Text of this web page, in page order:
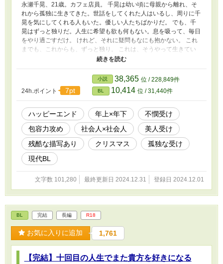
永瀬千晃、21歳。カフェ店員。 千晃は幼い頃に母親から離れ、そ
れから孤独に生きてきた。世話をしてくれた人はいるし、周りに千
晃を気にしてくれる人もいた。優しい人たちばかりだ。 でも、千
晃はずっと独りだ。人生に希望も欲も何もない。息を吸って、毎日
をやり過ごすだけ。 けれど、それに疑問もなにも抱かない。 これ
までも、これからも、ずっと独り。 これは、そうやって生きてい
くと思っていた——とある冬の日。 千晃はある男性に、はじめて
人カフェ店員 【その他】 ・#つき → 残酷描写あり ・*つき → R18
シーンあり(軽め含む) ・受けの不幸が極まってます。 ・最後はハピ
エン保証。 ・冬の季節&クリスマス&年末のお話です。 ・ムーンラ
イトノベルスさんにも投稿しています。
24h.ポイント 7pt
小説 38,365 位 / 228,849件
BL 10,414 位 / 31,440件
ハッピーエンド 年上×年下
不憫受け
包容力攻め
社会人×社会人
美人受け
残酷な描写あり
クリスマス
孤独な受け
現代BL
文字数 101,280 最終更新日 2024.12.31 登録日 2024.12.01
BL 完結 長編 R18
お気に入りに追加 1,761
【完結】十回目の人生でまた貴方を好きになる